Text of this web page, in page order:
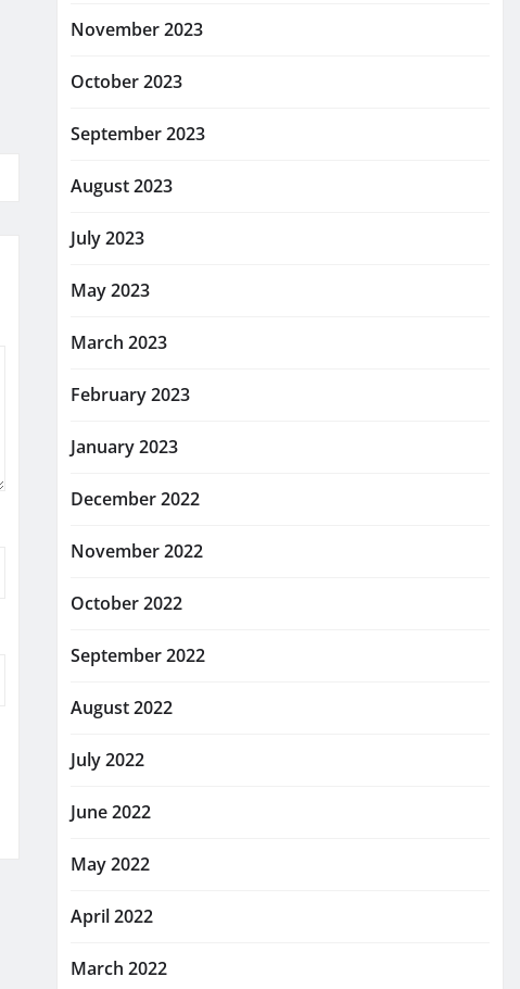
November 2023
October 2023
September 2023
August 2023
July 2023
May 2023
March 2023
February 2023
January 2023
December 2022
November 2022
October 2022
September 2022
August 2022
July 2022
June 2022
May 2022
April 2022
March 2022